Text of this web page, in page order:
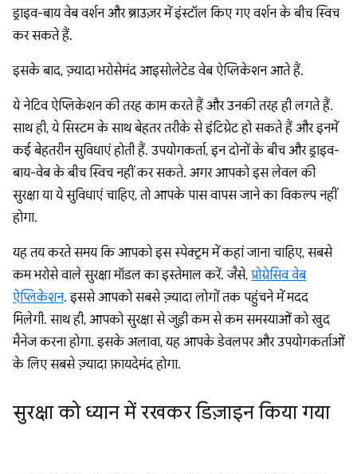
ड्राइव-बाय वेब वर्शन और ब्राउज़र में इंस्टॉल किए गए वर्शन के बीच स्विच
कर सकते हैं.
इसके बाद, ज़्यादा भरोसेमंद आइसोलेटेड वेब ऐप्लिकेशन आते हैं.
ये नेटिव ऐप्लिकेशन की तरह काम करते हैं और उनकी तरह ही लगते हैं.
साथ ही, ये सिस्टम के साथ बेहतर तरीके से इंटिग्रेट हो सकते हैं और इनमें
कई बेहतरीन सुविधाएं होती हैं. उपयोगकर्ता, इन दोनों के बीच और ड्राइव-
बाय-वेब के बीच स्विच नहीं कर सकते. अगर आपको इस लेवल की
सुरक्षा या ये सुविधाएं चाहिए, तो आपके पास वापस जाने का विकल्प नहीं
होगा.
यह तय करते समय कि आपको इस स्पेक्ट्रम में कहां जाना चाहिए, सबसे
कम भरोसे वाले सुरक्षा मॉडल का इस्तेमाल करें. जैसे, प्रोग्रेसिव वेब
ऐप्लिकेशन. इससे आपको सबसे ज़्यादा लोगों तक पहुंचने में मदद
मिलेगी. साथ ही, आपको सुरक्षा से जुड़ी कम से कम समस्याओं को खुद
मैनेज करना होगा. इसके अलावा, यह आपके डेवलपर और उपयोगकर्ताओं
के लिए सबसे ज़्यादा फ़ायदेमंद होगा.
सुरक्षा को ध्यान में रखकर डिज़ाइन किया गया